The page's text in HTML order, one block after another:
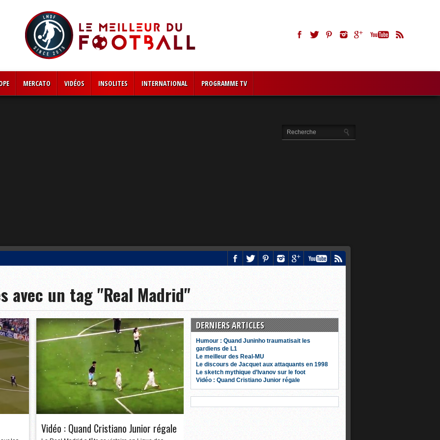
MERCATO VIDÉOS INSOLITES INTERNATIONAL PROGRAMME TV
1998
de Toulouse
avec un tag "Real Madrid"
Vidéo : Quand Cristiano Junior régale
DERNIERS ARTICLES
Humour : Quand Juninho traumatisait les
gardiens de L1
Le meilleur des Real-MU
Le discours de Jacquet aux attaquants en 1998
Le sketch mythique d’Ivanov sur le foot
Vidéo : Quand Cristiano Junior régale